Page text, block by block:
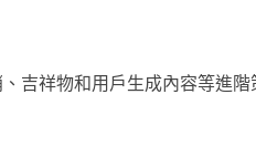
吉祥物和用戶生成內容等進